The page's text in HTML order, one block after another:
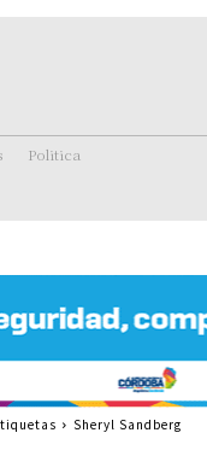
Politica
Sheryl Sandberg